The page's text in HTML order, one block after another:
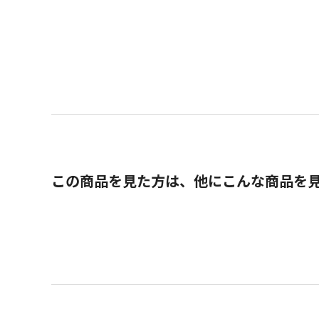
この商品を見た方は、他にこんな商品を